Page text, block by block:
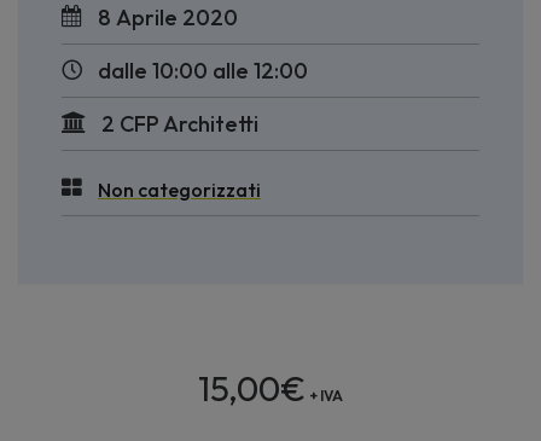
8 Aprile 2020
dalle 10:00 alle 12:00
2 CFP Architetti
Non categorizzati
15,00€ + IVA